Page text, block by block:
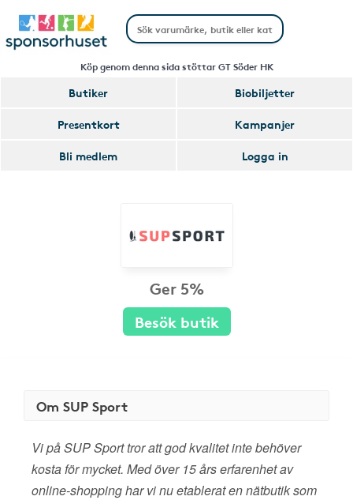
Köp genom denna sida stöttar GT Söder HK
Butiker
Biobiljetter
Presentkort
Kampanjer
Bli medlem
Logga in
Ger 5%
Besök butik
Om SUP Sport
Vi på SUP Sport tror att god kvalitet inte behöver
kosta för mycket. Med över 15 års erfarenhet av
online-shopping har vi nu etablerat en nätbutik som